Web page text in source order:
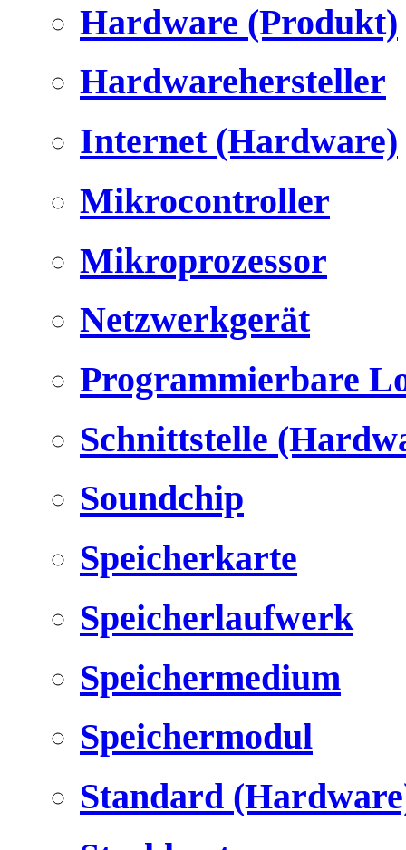
Hardware (Produkt)
Hardwarehersteller
Internet (Hardware)
Mikrocontroller
Mikroprozessor
Netzwerkgerät
Programmierbare
Schnittstelle
Soundchip
Speicherkarte
Speicherlaufwerk
Speichermedium
Speichermodul
Standard